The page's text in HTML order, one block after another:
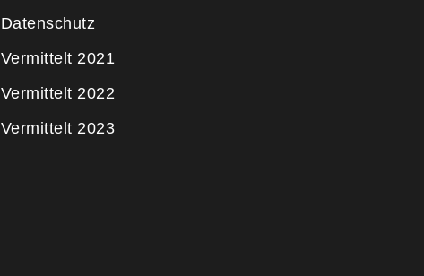
Datenschutz
Vermittelt 2021
Vermittelt 2022
Vermittelt 2023